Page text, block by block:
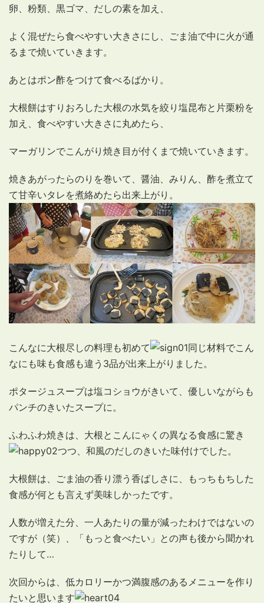
卵、粉類、黒ゴマ、だしの素を加え、
よく混ぜたら食べやすい大きさにし、ごま油で中に火が通
るまで焼いていきます。
あとはポン酢をつけて食べるばかり。
大根餅はすりおろした大根の水気を絞り塩昆布と片栗粉を
加え、食べやすい大きさに丸めたら、
マーガリンでこんがり焼き目が付くまで焼いていきます。
焼きあがったらのりを巻いて、醤油、みりん、酢を煮立て
て甘辛いタレを煮絡めたら出来上がり。
こんなに大根尽しの料理も初めて
同じ材料でこん
なにも味も食感も違う3品が出来上がりました。
ポタージュスープは塩コショウがきいて、優しいながらも
パンチのきいたスープに。
ふわふわ焼きは、大根とこんにゃくの異なる食感に驚き
つつ、和風のだしのきいた味付けでした。
大根餅は、ごま油の香り漂う香ばしさに、もっちもちした
食感が何とも言えず美味しかったです。
人数が増えた分、一人あたりの量が減ったわけではないの
ですが（笑）、「もっと食べたい」との声も後から聞かれ
たりして…
次回からは、低カロリーかつ満腹感のあるメニューを作り
たいと思います